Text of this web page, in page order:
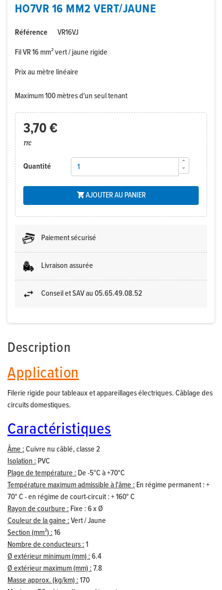
HO7VR 16 MM2 VERT/JAUNE
Référence
VR16VJ
Fil VR 16 mm² vert / jaune rigide
Prix au mètre linéaire
Maximum 100 mètres d'un seul tenant
3,70 €
TTC
Quantité
AJOUTER AU PANIER
Paiement sécurisé
Livraison assurée
Conseil et SAV au 05.65.49.08.52
Description
Application
Filerie rigide pour tableaux et appareillages électriques. Câblage des
circuits domestiques.
Caractéristiques
Âme :Cuivre nu câblé, classe 2
Isolation : PVC
Plage de température : De -5°C à +70°C
Température maximum admissible à l'âme : En régime permanent : +
70° C - en régime de court-circuit : + 160° C
Rayon de courbure : Fixe : 6 x Ø
Couleur de la gaine :Vert / Jaune
Section (mm²) :16
Nombre de conducteurs :1
Ø extérieur minimum (mm) :6.4
Ø extérieur maximum (mm) :7.8
Masse approx. (kg/km) :170